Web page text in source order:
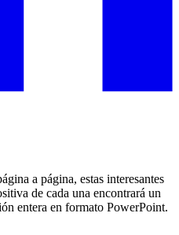
a página, estas interesantes
de cada una encontrará un
entera en formato PowerPoint.